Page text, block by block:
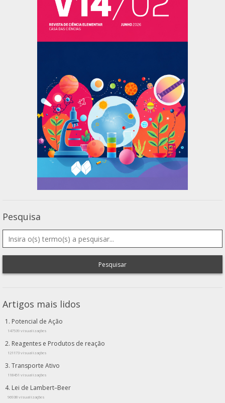
Pesquisa
Pesquisar
Artigos mais lidos
Potencial de Ação
147539 visualizações
Reagentes e Produtos de reação
121173 visualizações
Transporte Ativo
118451 visualizações
Lei de Lambert–Beer
96938 visualizações